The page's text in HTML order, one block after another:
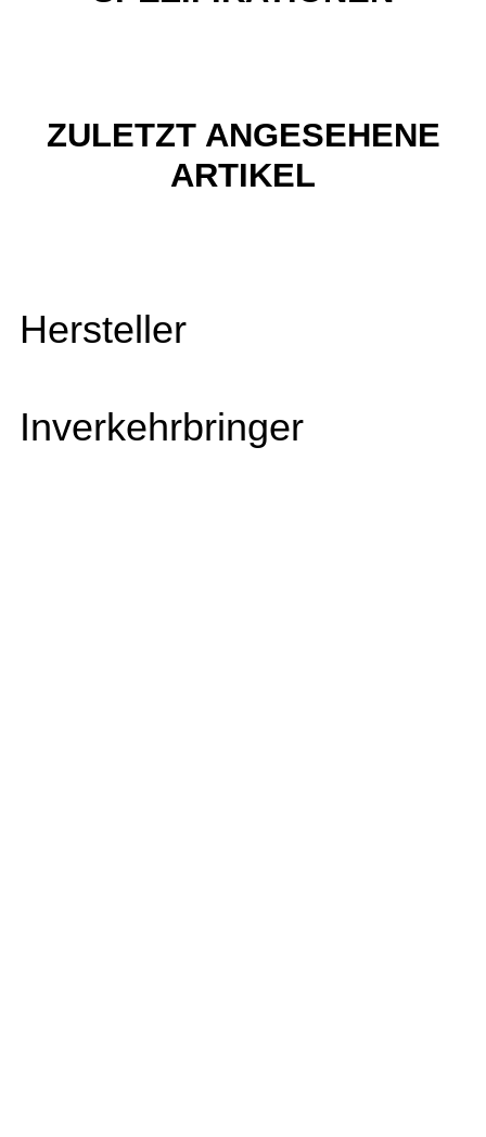
ZULETZT ANGESEHENE
ARTIKEL
Hersteller
Inverkehrbringer